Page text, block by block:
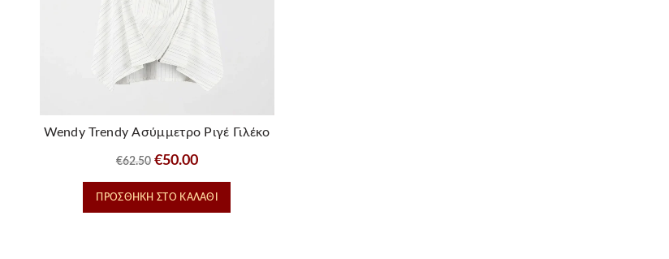
Wendy Trendy Ασύμμετρο Ριγέ Γιλέκο
€62.50 Original
price
was:
€50.00Η
τρέχουσα
τιμή
ΠΡΟΣΘΉΚΗ ΣΤΟ ΚΑΛΆΘΙ